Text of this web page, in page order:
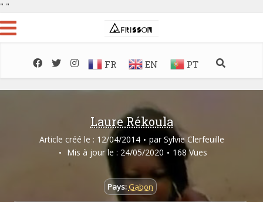
" "
FR EN PT
Laure Rékoula
Article créé le : 12/04/2014 par Sylvie Clerfeuille
Mis à jour le : 24/05/2020
168 Vues
Pays:Gabon